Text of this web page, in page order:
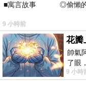
■寓言故事 ◎偷懶的
⊕潘文
常颳風的山丘上—&m
9 小時前
花瓣
帥氣
了眼
什麼
9 小時